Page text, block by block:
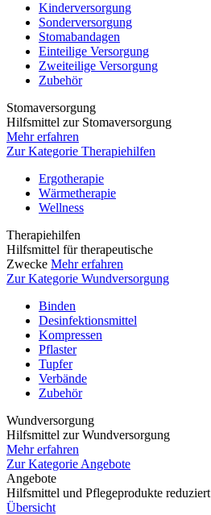
Kinderversorgung
Sonderversorgung
Stomabandagen
Einteilige Versorgung
Zweiteilige Versorgung
Zubehör
Stomaversorgung
Hilfsmittel zur Stomaversorgung
Mehr erfahren
Zur Kategorie Therapiehilfen
Ergotherapie
Wärmetherapie
Wellness
Therapiehilfen
Hilfsmittel für therapeutische
Zwecke Mehr erfahren
Zur Kategorie Wundversorgung
Binden
Desinfektionsmittel
Kompressen
Pflaster
Tupfer
Verbände
Zubehör
Wundversorgung
Hilfsmittel zur Wundversorgung
Mehr erfahren
Zur Kategorie Angebote
Angebote
Hilfsmittel und Pflegeprodukte reduziert
Übersicht